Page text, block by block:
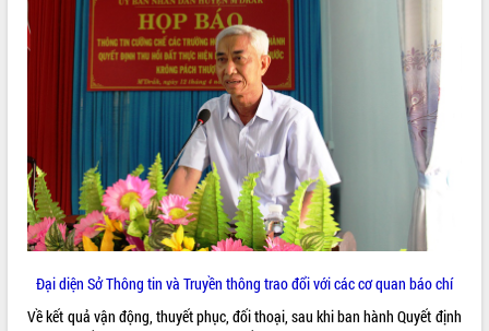
Đại diện Sở Thông tin và Truyền thông trao đổi với các cơ quan báo chí
Về kết quả vận động, thuyết phục, đối thoại, sau khi ban hành Quyết định